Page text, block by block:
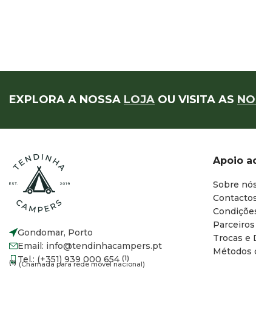
EXPLORA A NOSSA LOJA OU VISITA AS
Gondomar, Porto
Email: info@tendinhacampers.pt
Tel.: (+351) 939 000 654 (1)
(1) (Chamada para rede móvel nacional)
Apoio
Sobre
Parceiros
Trocas e
Métodos